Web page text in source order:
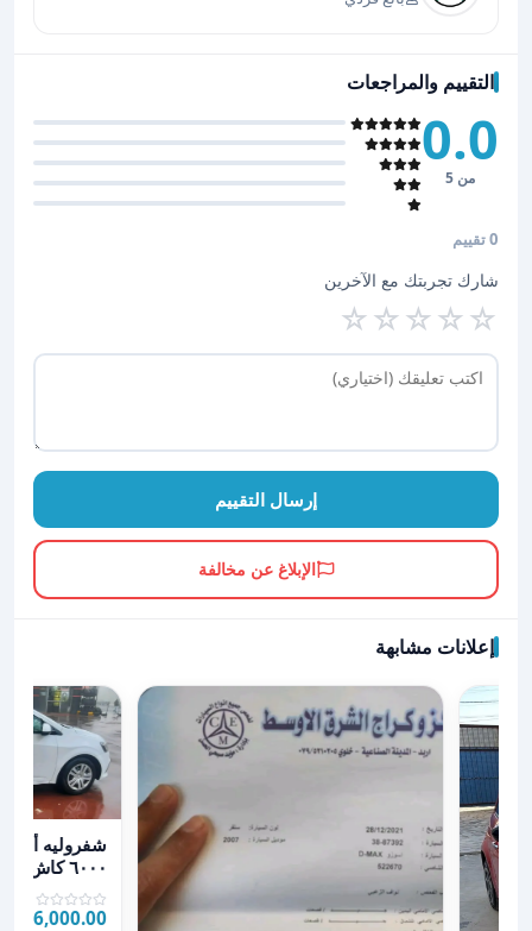
التقييم والمراجعات
0.0
من 5
0 تقييم
شارك تجربتك مع الآخرين
☆
☆
☆
☆
☆
إرسال التقييم
الإبلاغ عن مخالفة
إعلانات مشابهة
عرض تفاصيل شفروليه أفيو
٦٠٠٠ كاش
6,000.00 JOD